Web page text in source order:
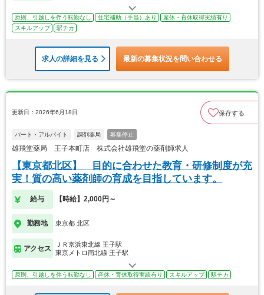
原則、引越しを伴う転勤なし 住宅補助（手当）あり
産休・育休取得実績有り
スキルアップ
駅チカ
求人の詳細を見る 最新の募集状況を問い合わせる
更新日：2026年6月18日 保存する
パート・アルバイト 調剤薬局 募集停止
雄飛堂薬局 王子本町店 株式会社雄飛堂の薬剤師求人
【東京都北区】 目的に合わせた教育・研修制度が充
実！質の高い薬剤師の育成を目指しています。
給与 【時給】2,000円～
勤務地 東京都 北区
アクセス
ＪＲ京浜東北線 王子駅
東京メトロ南北線 王子駅
原則、引越しを伴う転勤なし 産休・育休取得実績有り スキルアップ 駅チカ